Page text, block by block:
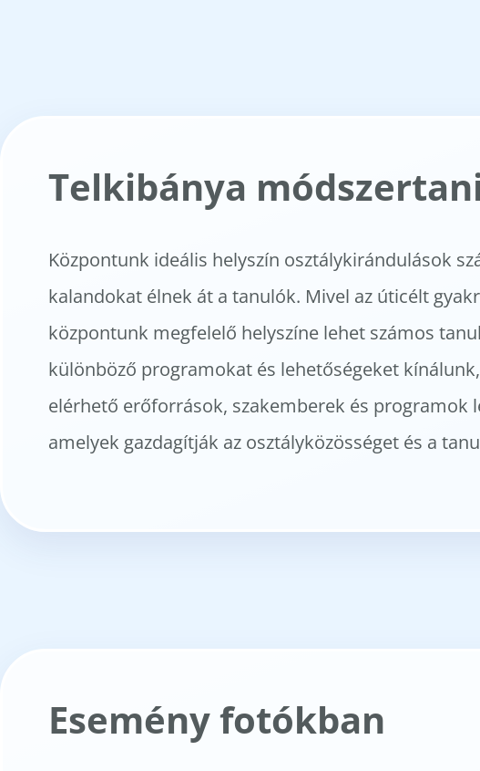
Telkibánya
Központunk ideális helyszín osztálykirándulások
kalandokat élnek át a tanulók. Mivel az úticélt
központunk megfelelő helyszíne lehet számos
különböző programokat és lehetőségeket
elérhető erőforrások, szakemberek és programok
amelyek gazdagítják az osztályközösséget és a
Esemény fotókban